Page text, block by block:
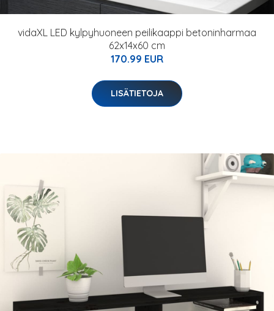
vidaXL LED kylpyhuoneen peilikaappi betoninharmaa
62x14x60 cm
170.99 EUR
LISÄTIETOJA